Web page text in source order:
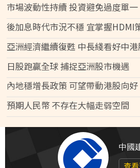
市場波動性持續 投資避免過度單一
後加息時代市況不穩 宜掌握HDMI
亞洲經濟繼續復甦 中長綫看好中
日股跑贏全球 捕捉亞洲股市機遇
內地穩增長政策 可望帶動港股向好
預期人民幣 不存在大幅走弱空間
中國
查